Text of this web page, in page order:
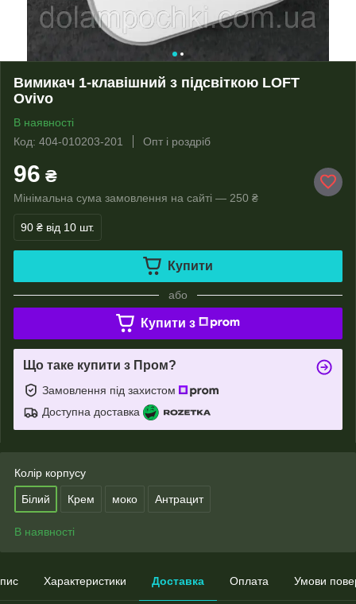
Вимикач 1-клавішний з підсвіткою LOFT
Ovivo
В наявності
Код: 404-010203-201
Опт і роздріб
96 ₴
Мінімальна сума замовлення на сайті — 250 ₴
90 ₴ від 10 шт.
Купити
або
Купити з
Що таке купити з Пром?
Замовлення під захистом
Доступна доставка
Колір корпусу
Білий Крем моко Антрацит
В наявності
Характеристики Доставка Оплата Умови